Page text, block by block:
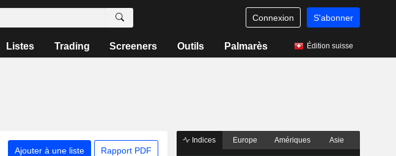
Connexion S'abonner
Listes Trading Screeners Outils Palmarès Édition suisse
Ajouter à une liste Rapport PDF
Indices Europe Amériques Asie